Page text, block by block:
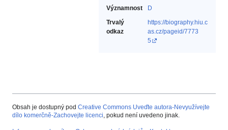
Významnost
D
Trvalý
odkaz
https://biography.hiu.c
as.cz/pageid/7773
5
Obsah je dostupný pod Creative Commons Uveďte autora-Nevyužívejte
dílo komerčně-Zachovejte licenci, pokud není uvedeno jinak.